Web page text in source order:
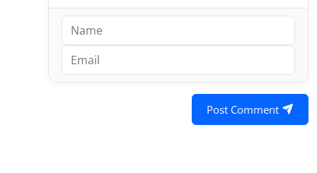
Post Comment